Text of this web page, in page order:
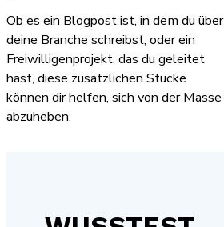
Ob es ein Blogpost ist, in dem du über
deine Branche schreibst, oder ein
Freiwilligenprojekt, das du geleitet
hast, diese zusätzlichen Stücke
können dir helfen, sich von der Masse
abzuheben.